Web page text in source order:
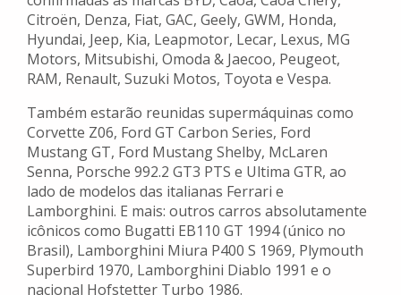
Citroën, Denza, Fiat, GAC, Geely, GWM, Honda,
Hyundai, Jeep, Kia, Leapmotor, Lecar, Lexus, MG
Motors, Mitsubishi, Omoda & Jaecoo, Peugeot,
RAM, Renault, Suzuki Motos, Toyota e Vespa.
Também estarão reunidas supermáquinas como
Corvette Z06, Ford GT Carbon Series, Ford
Mustang GT, Ford Mustang Shelby, McLaren
Senna, Porsche 992.2 GT3 PTS e Ultima GTR, ao
lado de modelos das italianas Ferrari e
Lamborghini. E mais: outros carros absolutamente
icônicos como Bugatti EB110 GT 1994 (único no
Brasil), Lamborghini Miura P400 S 1969, Plymouth
Superbird 1970, Lamborghini Diablo 1991 e o
nacional Hofstetter Turbo 1986.